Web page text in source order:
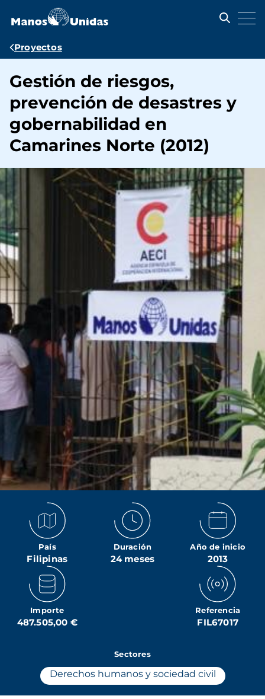
contenido
Ruta
navegación
Proyectos
Gestión de riesgos,
prevención de desastres y
gobernabilidad en
Camarines Norte (2012)
País
Filipinas
Duración
24 meses
Año de inicio
2013
Importe
487.505,00 €
Referencia
FIL67017
Sectores
Derechos humanos y sociedad civil